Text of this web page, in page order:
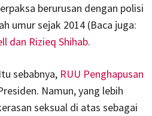
berurusan dengan polisi
umur sejak 2014 (Baca juga:
dan Rizieq Shihab.
sebabnya, RUU Penghapusan
Namun, yang lebih
seksual di atas sebagai